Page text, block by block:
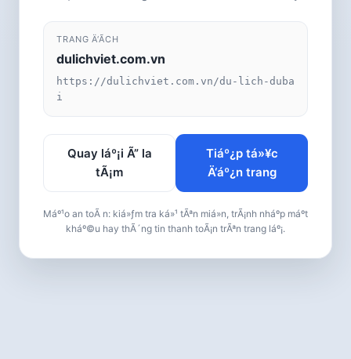
TRANG Ä‘Ã­CH
dulichviet.com.vn
https://dulichviet.com.vn/du-lich-duba
i
Quay láº¡i Ã” la
tÃ¡m
Tiáº¿p tá»¥c
Ä‘áº¿n trang
Máº¹o an toÃ n: kiá»ƒm tra ká»¹ tÃªn miá»n, trÃ¡nh nháº­p máº­t
kháº©u hay thÃ´ng tin thanh toÃ¡n trÃªn trang láº¡.